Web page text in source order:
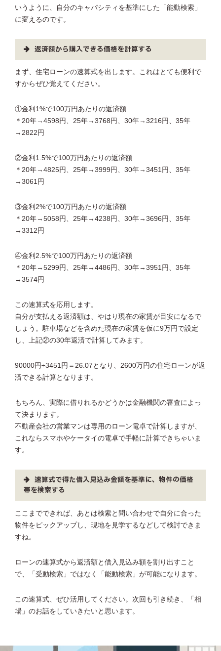
いうように、自分のキャパシティを基準にした「能動検索」
に変えるのです。
返済額から購入できる価格を計算する
まず、住宅ローンの速算式を出します。これはとても便利で
すからぜひ覚えてください。
①金利1%で100万円あたりの返済額
＊20年→4598円、25年→3768円、30年→3216円、35年
→2822円
②金利1.5%で100万円あたりの返済額
＊20年→4825円、25年→3999円、30年→3451円、35年
→3061円
③金利2%で100万円あたりの返済額
＊20年→5058円、25年→4238円、30年→3696円、35年
→3312円
④金利2.5%で100万円あたりの返済額
＊20年→5299円、25年→4486円、30年→3951円、35年
→3574円
この速算式を応用します。
自分が支払える返済額は、やはり現在の家賃が目安になるで
しょう。駐車場などを含めた現在の家賃を仮に9万円で設定
し、上記②の30年返済で計算してみます。
90000円÷3451円＝26.07となり、2600万円の住宅ローンが返
済できる計算となります。
もちろん、実際に借りれるかどうかは金融機関の審査によっ
て決まります。
不動産会社の営業マンは専用のローン電卓で計算しますが、
これならスマホやケータイの電卓で手軽に計算できちゃいま
す。
速算式で得た借入見込み金額を基準に、物件の価格
帯を検索する
ここまでできれば、あとは検索と問い合わせで自分に合った
物件をピックアップし、現地を見学するなどして検討できま
すね。
ローンの速算式から返済額と借入見込み額を割り出すこと
で、「受動検索」ではなく「能動検索」が可能になります。
この速算式、ぜひ活用してください。次回も引き続き、「相
場」のお話をしていきたいと思います。